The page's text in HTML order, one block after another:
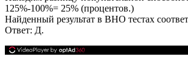
125%-100%= 25% (процентов.)
Найденный результат в ВНО тестах
Ответ: Д.